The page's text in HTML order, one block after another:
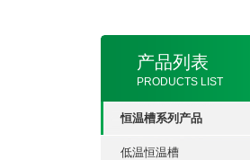
产品列表
PRODUCTS LIST
恒温槽系列产品
低温恒温槽